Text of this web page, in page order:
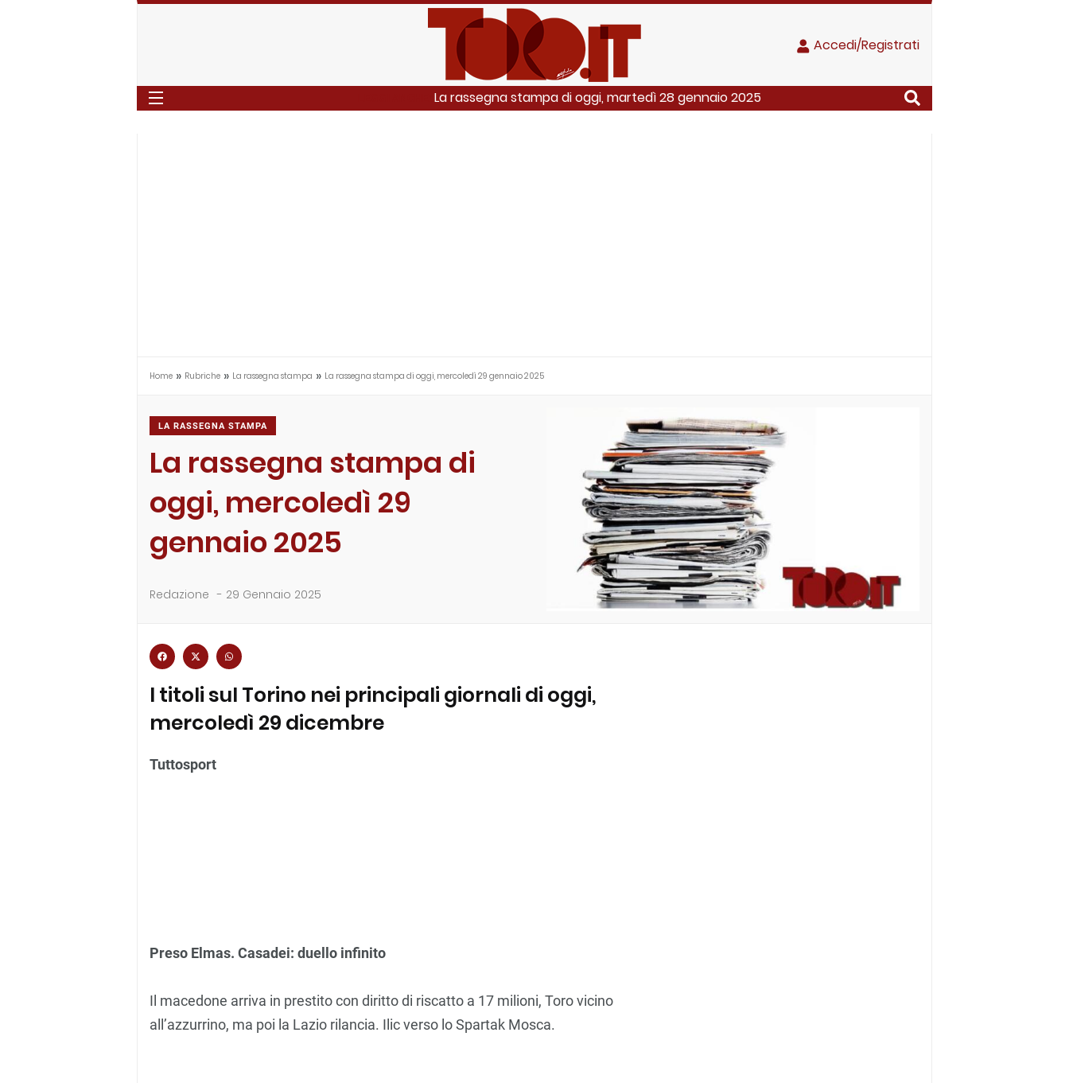
Accedi/Registrati
La rassegna stampa di oggi, martedì 28 gennaio 2025
Home » Rubriche » La rassegna stampa » La rassegna stampa di oggi, mercoledì 29 gennaio 2025
LA RASSEGNA STAMPA
La rassegna stampa di
oggi, mercoledì 29
gennaio 2025
Redazione - 29 Gennaio 2025
I titoli sul Torino nei principali giornali di oggi,
mercoledì 29 dicembre
Tuttosport
Preso Elmas. Casadei: duello infinito
Il macedone arriva in prestito con diritto di riscatto a 17 milioni, Toro vicino
all’azzurrino, ma poi la Lazio rilancia. Ilic verso lo Spartak Mosca.